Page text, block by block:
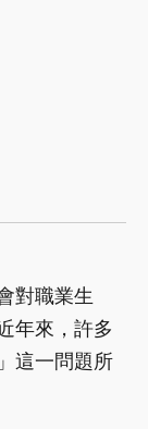
對職業生
年來，許多
這一問題所